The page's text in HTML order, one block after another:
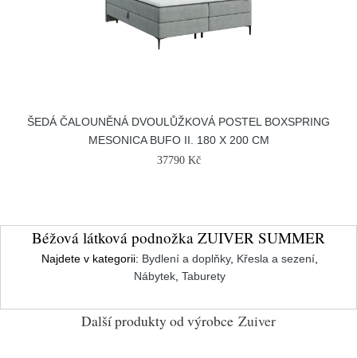
ŠEDÁ ČALOUNĚNÁ DVOULŮŽKOVÁ POSTEL BOXSPRING
MESONICA BUFO II. 180 X 200 CM
37790 Kč
Béžová látková podnožka ZUIVER SUMMER
Najdete v kategorii: Bydlení a doplňky, Křesla a sezení,
Nábytek, Taburety
Další produkty od výrobce Zuiver